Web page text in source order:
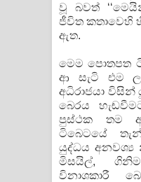
වූ බවත්
ජීවිත කතාවෙහි
ඇත.
මෙම පොතපත
ආ සැටි එම
අධිරාජයා විසින්
බෙරය
පුස්ථක තම
ටිබෙටයේ
යුද්ධය අනවශ්‍ය
මිසයිල්,
විනාශකාරී